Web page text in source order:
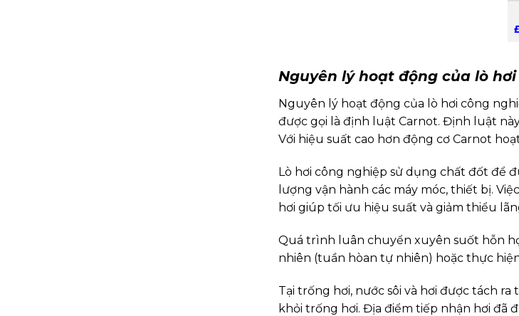
Nguyên lý hoạt động của lò
Nguyên lý hoạt động của lò hơi công
được gọi làđịnh luật Carnot. Định luật
Với hiệu suất cao hơn động cơ Carnot
Lò hơi công nghiệp sử dụng chất đốt để
lượng vận hành các máy móc, thiết bị.
hơi giúp tối ưu hiệu suất và giảm thiểu
Quá trình luân chuyển xuyên suốt hỗn
nhiên (tuần hòan tự nhiên) hoặc thực
Tại trống hơi, nước sôi và hơi được tách
khỏi trống hơi. Địa điểm tiếp nhận hơi đã